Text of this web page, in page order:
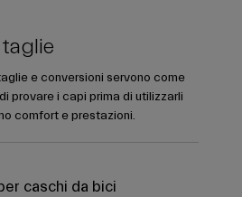
e conversioni servono come
provare i capi prima di utilizzarli
comfort e prestazioni.
caschi da bici